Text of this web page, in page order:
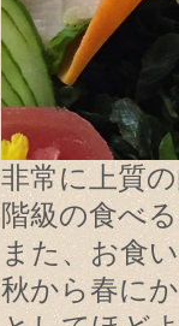
非常に上質
階級の食べ
また、お食
秋から春に